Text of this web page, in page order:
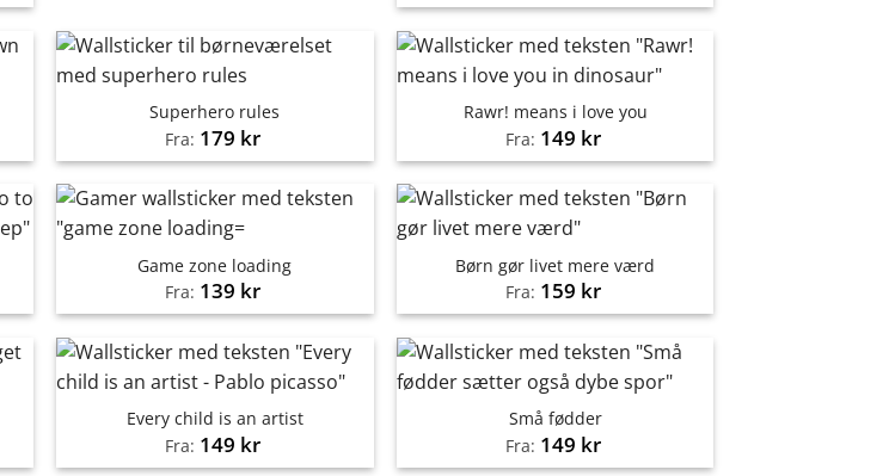
Superhero rules
Fra: 179 kr
Rawr! means i love you
Fra: 149 kr
Game zone loading
Fra: 139 kr
Børn gør livet mere værd
Fra: 159 kr
Every child is an artist
Fra: 149 kr
Små fødder
Fra: 149 kr